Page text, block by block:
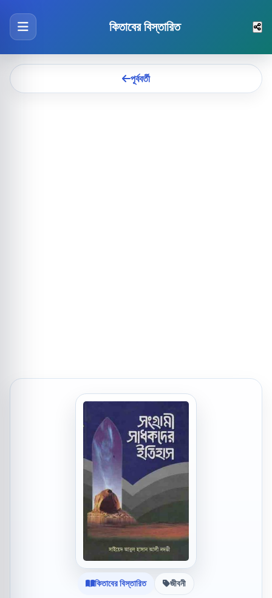
কিতাবের বিস্তারিত
পূর্ববর্তী
কিতাবের বিস্তারিত জীবনী